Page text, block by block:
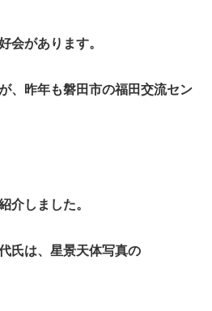
会があります。
、昨年も磐田市の福田交流セン
介しました。
氏は、星景天体写真の